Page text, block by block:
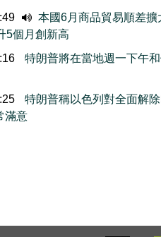
本國6月商品貿易順差擴
個月創新高
特朗普將在當地週一下午
特朗普稱以色列對全面解
滿意